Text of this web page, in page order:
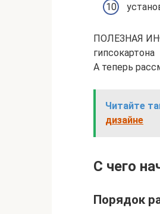
ПОЛЕЗНАЯ
гипсокартона
А теперь
Читайте
дизайне
С чего
Порядок